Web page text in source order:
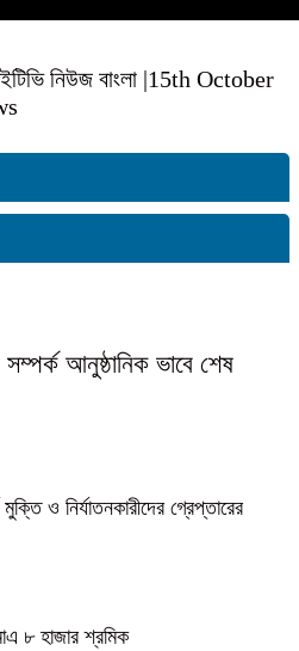
নিউজ বাংলা |15th October
সম্পর্ক আনুষ্ঠানিক ভাবে শেষ
ও নির্যাতনকারীদের গ্রেপ্তারের
৮ হাজার শ্রমিক